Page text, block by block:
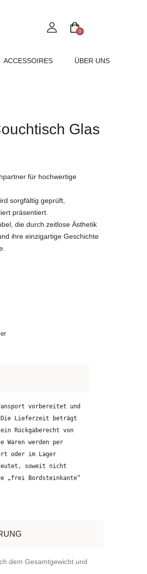
0
ACCESSOIRES
ÜBER UNS
Glas
für hochwertige
sorgfältig geprüft,
präsentiert.
die durch zeitlose Ästhetik
ihre einzigartige Geschichte
vorbereitet und
Lieferzeit beträgt
Rückgaberecht von
Waren werden per
oder im Lager
soweit nicht
„frei Bordsteinkante“
dem Gesamtgewicht und